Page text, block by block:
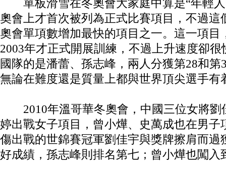
單板滑雪在冬奧會大家庭中算是“年輕人
奧會上才首次被列為正式比賽項目，不過這
奧會單項數增加最快的項目之一。這一項目
2003年才正式開展訓練，不過上升速度卻很
國隊的是潘蕾、孫志峰，兩人分獲第28和第
無論在難度還是質量上都與世界頂尖選手有
2010年溫哥華冬奧會，中國三位女將劉
婷出戰女子項目，曾小燁、史萬成也在男子
傷出戰的世錦賽冠軍劉佳宇與獎牌擦肩而過
好成績，孫志峰則排名第七；曾小燁也闖入